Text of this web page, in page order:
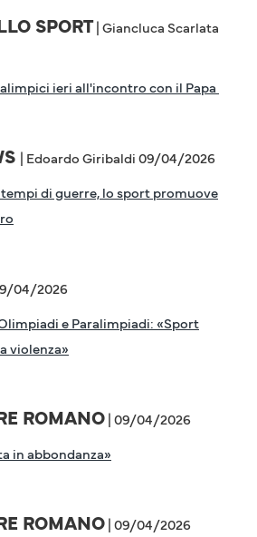
SPORT| Giancluca Scarlata
ieri all'incontro con il Papa
| Edoardo Giribaldi 09/04/2026
di guerre, lo sport promuove
04/2026
e Paralimpiadi: «Sport
violenza»
ROMANO| 09/04/2026
in abbondanza»
ROMANO| 09/04/2026